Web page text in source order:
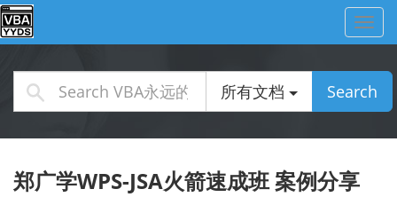
所有文档 Search
郑广学WPS-JSA火箭速成班 案例分享